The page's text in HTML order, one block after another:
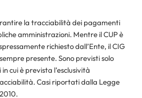
la tracciabilità dei pagamenti
amministrazioni. Mentre il CUP è
richiesto dall’Ente, il CIG
presente. Sono previsti solo
cui è prevista l’esclusività
Casi riportati dalla Legge